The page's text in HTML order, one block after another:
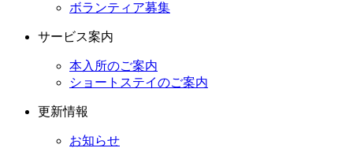
ボランティア募集
サービス案内
本入所のご案内
ショートステイのご案内
更新情報
お知らせ